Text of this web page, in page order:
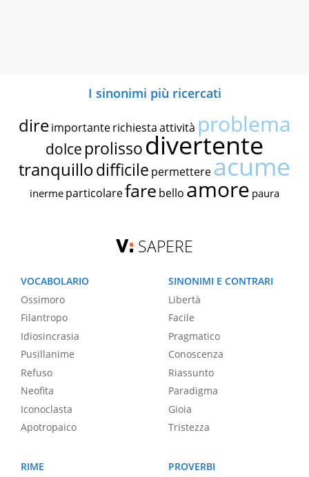
I sinonimi più ricercati
dire importante richiestaattività problema
dolce prolissodivertente
tranquillodifficile permettereacume
inerme particolarefare bello amore paura
SAPERE
VOCABOLARIO
Ossimoro
Filantropo
Idiosincrasia
Pusillanime
Refuso
Neofita
Iconoclasta
Apotropaico
SINONIMI E CONTRARI
Libertà
Facile
Pragmatico
Conoscenza
Riassunto
Paradigma
Gioia
Tristezza
RIME
PROVERBI